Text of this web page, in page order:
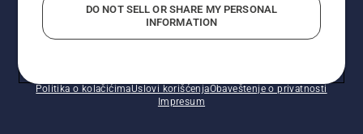
Politika o kolačićimaUslovi korišćenjaObaveštenje o privatnosti
Impresum
DO NOT SELL OR SHARE MY PERSONAL
INFORMATION